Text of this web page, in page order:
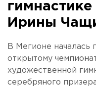
Ирины
В Мегионе началась
открытому
художественной
серебряного